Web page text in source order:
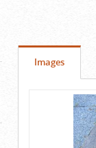
Onglet
Images(cliquer
pour
voir
Contenu
l'onglet